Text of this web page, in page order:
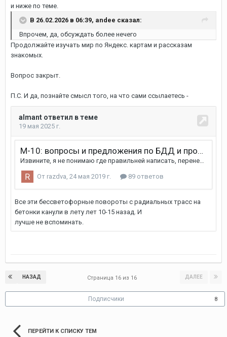
и ниже по теме.
В 26.02.2026 в 06:39, andee сказал:
Впрочем, да, обсуждать более нечего
Продолжайте изучать мир по Яндекс. картам и рассказам
знакомых.
Вопрос закрыт.
П.С. И да, познайте смысл того, на что сами ссылаетесь -
НАЗАД ДАЛЕЕ
Страница 16 из 16
Подписчики 8
ПЕРЕЙТИ К СПИСКУ ТЕМ